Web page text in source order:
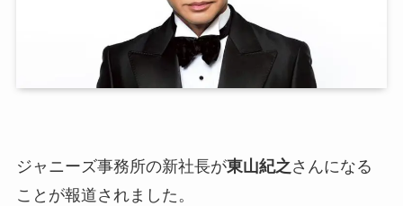
ジャニーズ事務所の新社長が東山紀之さんになる
ことが報道されました。